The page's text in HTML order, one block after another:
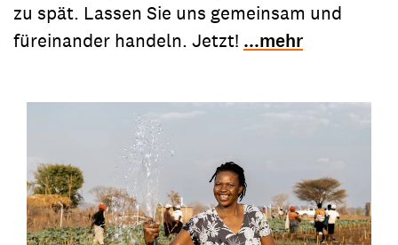
zu spät. Lassen Sie uns gemeinsam und
füreinander handeln. Jetzt! ...mehr